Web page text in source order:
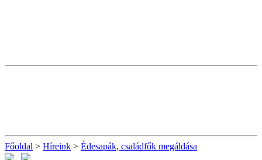
Főoldal > Híreink > Édesapák, családfők megáldása